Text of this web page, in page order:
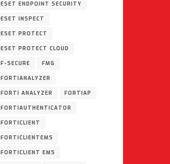
ESET ENDPOINT SECURITY
ESET INSPECT
ESET PROTECT
ESET PROTECT CLOUD
F-SECURE FMG
FORTIANALYZER
FORTI ANALYZER FORTIAP
FORTIAUTHENTICATOR
FORTICLIENT
FORTICLIENTEMS
FORTICLIENT EMS